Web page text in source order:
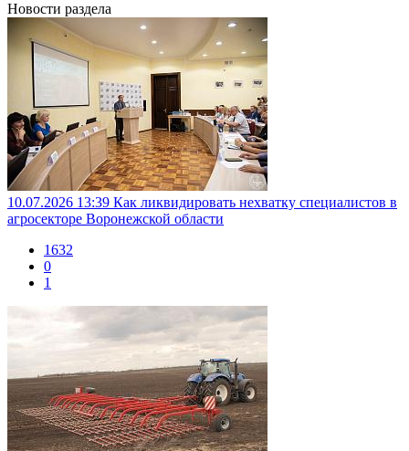
Новости раздела
10.07.2026 13:39 Как ликвидировать нехватку специалистов в
агросекторе Воронежской области
1632
0
1